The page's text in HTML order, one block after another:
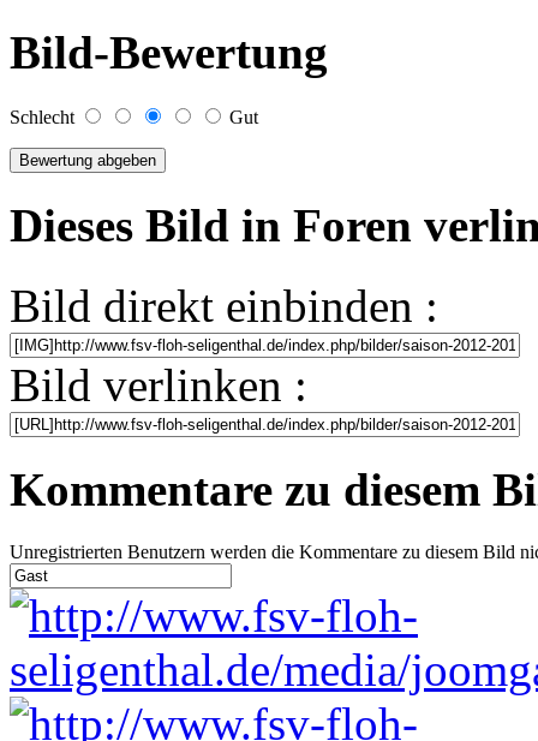
Bild-Bewertung
Schlecht Gut
Dieses Bild in Foren
Bild direkt einbinden :
Bild verlinken :
Kommentare zu diesem
Unregistrierten Benutzern werden die Kommentare zu diesem Bild